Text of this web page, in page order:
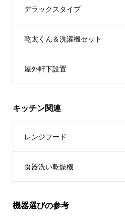
デラックスタイプ
乾太くん＆洗濯機セット
屋外軒下設置
キッチン関連
レンジフード
食器洗い乾燥機
機器選びの参考